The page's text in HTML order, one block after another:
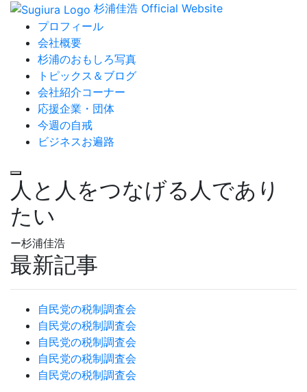
杉浦佳浩 Official Website
プロフィール
会社概要
杉浦のおもしろ写真
トピックス＆ブログ
会社紹介コーナー
応援企業・団体
今週の自戒
ビジネスお遍路
人と人をつなげる人であり
たい
ー杉浦佳浩
最新記事
自民党の税制調査会
自民党の税制調査会
自民党の税制調査会
自民党の税制調査会
自民党の税制調査会